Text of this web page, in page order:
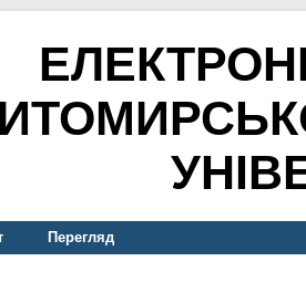
Перегляд